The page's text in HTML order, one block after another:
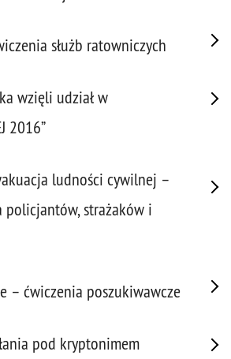
służb ratowniczych
wzięli udział w
2016”
ludności cywilnej –
policjantów, strażaków i
– ćwiczenia poszukiwawcze
pod kryptonimem